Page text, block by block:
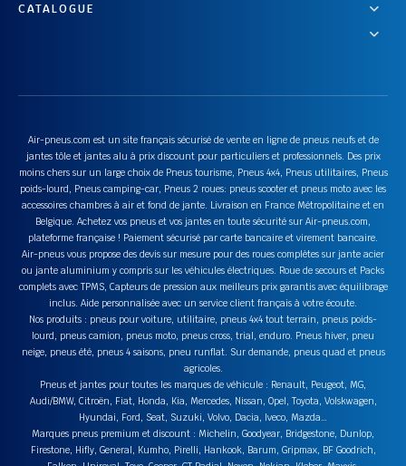
CATALOGUE
Air-pneus.com est un site français sécurisé de vente en ligne de pneus neufs et de
jantes tôle et jantes alu à prix discount pour particuliers et professionnels. Des prix
moins chers sur un large choix de Pneus tourisme, Pneus 4x4, Pneus utilitaires, Pneus
poids-lourd, Pneus camping-car, Pneus 2 roues: pneus scooter et pneus moto avec les
accessoires chambres à air et fond de jante. Livraison en France Métropolitaine et en
Belgique. Achetez vos pneus et vos jantes en toute sécurité sur Air-pneus.com,
plateforme française ! Paiement sécurisé par carte bancaire et virement bancaire.
Air-pneus vous propose des devis sur mesure pour des roues complètes sur jante acier
ou jante aluminium y compris sur les véhicules électriques. Roue de secours et Packs
complets avec TPMS, Capteurs de pression aux meilleurs prix garantis avec équilibrage
inclus. Aide personnalisée avec un service client français à votre écoute.
Nos produits : pneus pour voiture, utilitaire, pneus 4x4 tout terrain, pneus poids-
lourd, pneus camion, pneus moto, pneus cross, trial, enduro. Pneus hiver, pneu
neige, pneus été, pneus 4 saisons, pneu runflat. Sur demande, pneus quad et pneus
agricoles.
Pneus et jantes pour toutes les marques de véhicule : Renault, Peugeot, MG,
Audi/BMW, Citroën, Fiat, Honda, Kia, Mercedes, Nissan, Opel, Toyota, Volskwagen,
Hyundai, Ford, Seat, Suzuki, Volvo, Dacia, Iveco, Mazda…
Marques pneus premium et discount : Michelin, Goodyear, Bridgestone, Dunlop,
Firestone, Hifly, General, Kumho, Pirelli, Hankook, Barum, Gripmax, BF Goodrich,